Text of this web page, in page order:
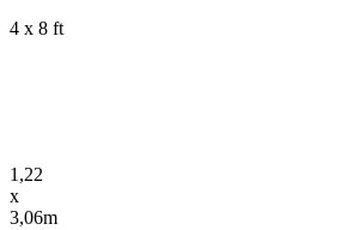
4 x 8 ft
1,22
x
3,06m